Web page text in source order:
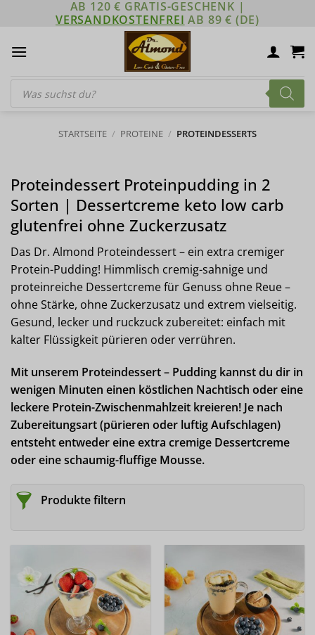
AB 120 € GRATIS-GESCHENK |
VERSANDKOSTENFREI AB 89 € (DE)
Products
search
STARTSEITE / PROTEINE / PROTEINDESSERTS
Proteindessert Proteinpudding in 2
Sorten | Dessertcreme keto low carb
glutenfrei ohne Zuckerzusatz
Das Dr. Almond Proteindessert – ein extra cremiger
Protein-Pudding! Himmlisch cremig-sahnige und
proteinreiche Dessertcreme für Genuss ohne Reue –
ohne Stärke, ohne Zuckerzusatz und extrem vielseitig.
Gesund, lecker und ruckzuck zubereitet: einfach mit
kalter Flüssigkeit pürieren oder verrühren.
Mit unserem Proteindessert – Pudding kannst du dir in
wenigen Minuten einen köstlichen Nachtisch oder eine
leckere Protein-Zwischenmahlzeit kreieren! Je nach
Zubereitungsart (pürieren oder luftig Aufschlagen)
entsteht entweder eine extra cremige Dessertcreme
oder eine schaumig-fluffige Mousse.
Produkte filtern